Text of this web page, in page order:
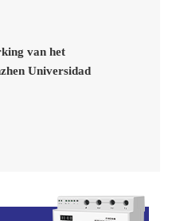
van het
Universidad